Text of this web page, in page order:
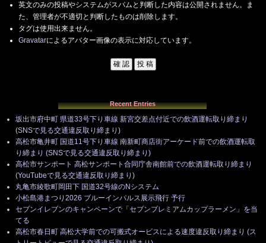
英文のみの投稿やシステムがスパムと判断した内容は公開されません。ま
た、管理者が不適切と判断したものは削除します。
タグは使用出来ません。
Gravatarによるアバター画像の表示に対応しています。
Recent Entries
坂出市府中町 県道33号下り車線 新宮交差点付近での飲酒運転取り締まり
(SNSで見る交通違反取り締まり)
高松市亀井町 国道11号下り車線 南新町商店街アーケード前での飲酒運転取
り締まり (SNSで見る交通違反取り締まり)
高松市サンポート 高松サンポート合同庁舎南館前での飲酒運転取り締まり
(YouTubeで見る交通違反取り締まり)
丸亀市綾歌町岡田下 国道32号線のNシステム
小松島港まつり2026 ブルーインパルス展示飛行 予行
セブンイレブンのキャンペーンで「セブンプレミアムカップラーメン」を当
てる
高松市春日町 高松大学前での可搬式オービスによる速度違反取り締まり (ス